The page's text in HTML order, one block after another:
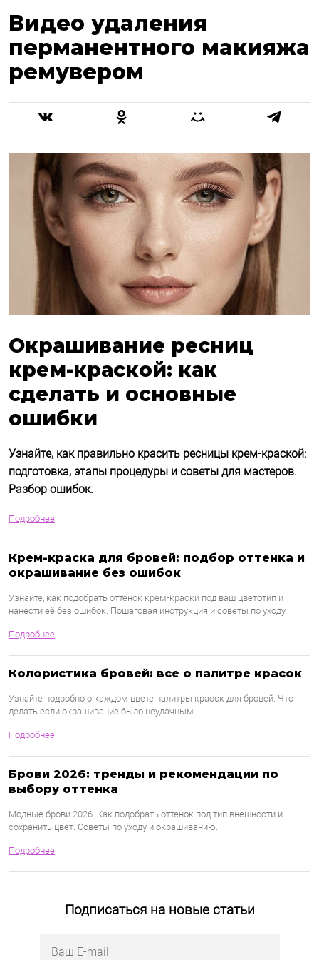
Видео удаления
перманентного макияжа
ремувером
Окрашивание ресниц
крем-краской: как
сделать и основные
ошибки
Узнайте, как правильно красить ресницы крем-краской:
подготовка, этапы процедуры и советы для мастеров.
Разбор ошибок.
Подробнее
Крем-краска для бровей: подбор оттенка и
окрашивание без ошибок
Узнайте, как подобрать оттенок крем-краски под ваш цветотип и
нанести её без ошибок. Пошаговая инструкция и советы по уходу.
Подробнее
Колористика бровей: все о палитре красок
Узнайте подробно о каждом цвете палитры красок для бровей. Что
делать если окрашивание было неудачным.
Подробнее
Брови 2026: тренды и рекомендации по
выбору оттенка
Модные брови 2026. Как подобрать оттенок под тип внешности и
сохранить цвет. Советы по уходу и окрашиванию.
Подробнее
Подписаться на новые статьи